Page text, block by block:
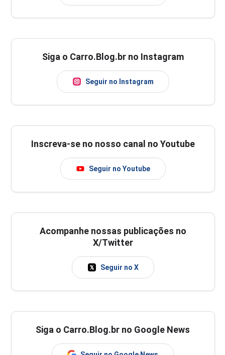
Siga o Carro.Blog.br no Instagram
Seguir no Instagram
Inscreva-se no nosso canal no Youtube
Seguir no Youtube
Acompanhe nossas publicações no
X/Twitter
Seguir no X
Siga o Carro.Blog.br no Google News